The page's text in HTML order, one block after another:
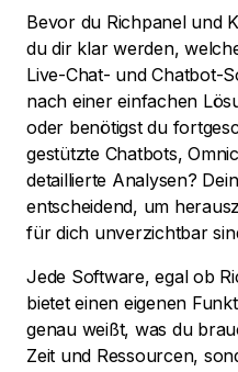
Bevor du Richpanel und
du dir klar werden,
Live-Chat- und Chatbot-
nach einer einfachen
oder benötigst du
gestützte Chatbots,
detaillierte Analysen?
entscheidend, um
für dich unverzichtbar
Jede Software, egal ob
bietet einen eigenen
genau weißt, was du
Zeit und Ressourcen,